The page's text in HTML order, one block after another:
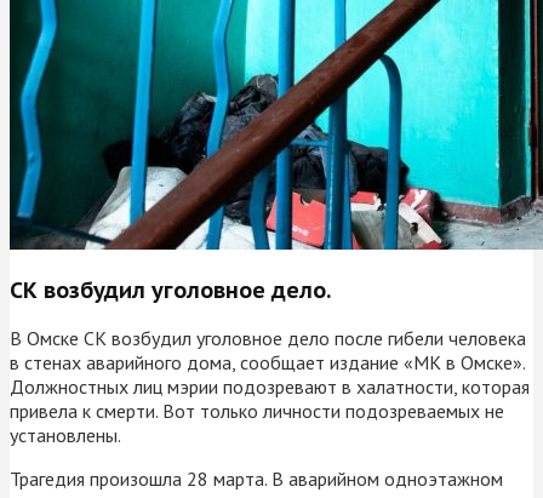
СК возбудил уголовное дело.
В Омске СК возбудил уголовное дело после гибели человека
в стенах аварийного дома, сообщает издание «МК в Омске».
Должностных лиц мэрии подозревают в халатности, которая
привела к смерти. Вот только личности подозреваемых не
установлены.
Трагедия произошла 28 марта. В аварийном одноэтажном